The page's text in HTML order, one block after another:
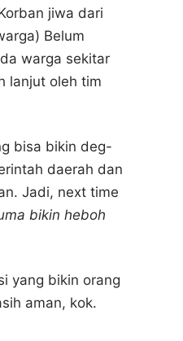
jiwa dari
Belum
warga sekitar
lanjut oleh tim
bisa bikin deg-
daerah dan
Jadi, next time
bikin heboh
yang bikin orang
aman, kok.